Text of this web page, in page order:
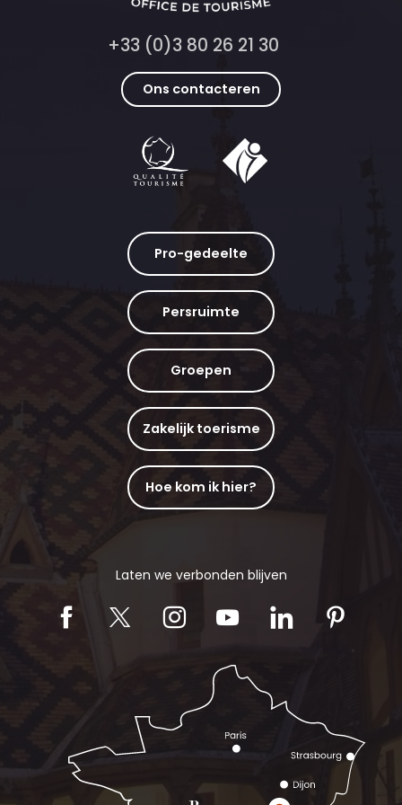
+33 (0)3 80 26 21 30
Ons contacteren
Pro-gedeelte
Persruimte
Groepen
Zakelijk toerisme
Hoe kom ik hier?
Laten we verbonden blijven